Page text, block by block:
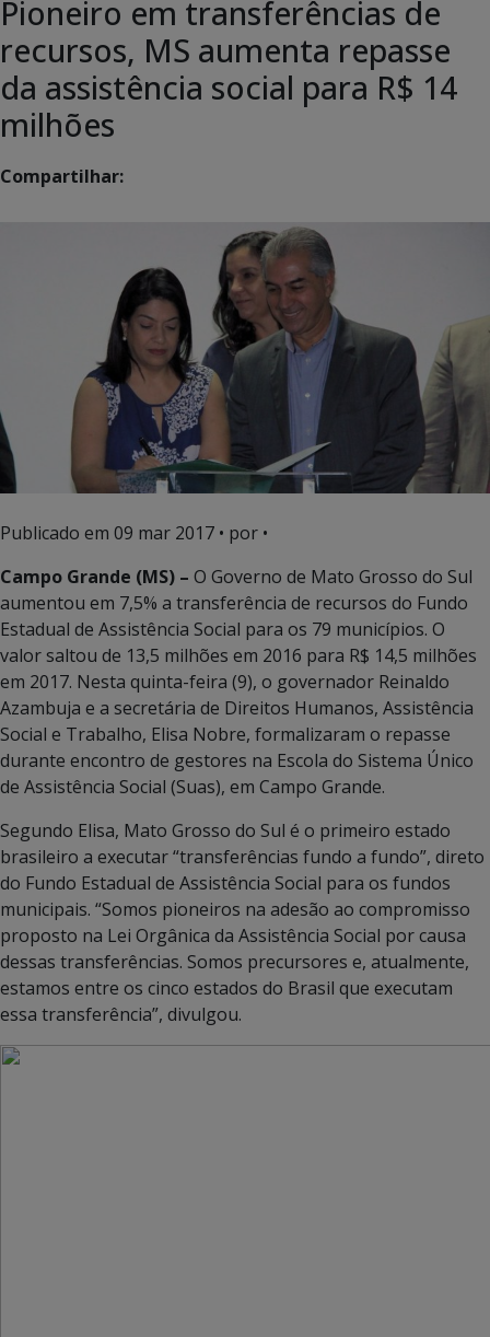
Pioneiro em transferências de
recursos, MS aumenta repasse
da assistência social para R$ 14
milhões
Compartilhar:
Publicado em 09 mar 2017 • por •
Campo Grande (MS) – O Governo de Mato Grosso do Sul
aumentou em 7,5% a transferência de recursos do Fundo
Estadual de Assistência Social para os 79 municípios. O
valor saltou de 13,5 milhões em 2016 para R$ 14,5 milhões
em 2017. Nesta quinta-feira (9), o governador Reinaldo
Azambuja e a secretária de Direitos Humanos, Assistência
Social e Trabalho, Elisa Nobre, formalizaram o repasse
durante encontro de gestores na Escola do Sistema Único
de Assistência Social (Suas), em Campo Grande.
Segundo Elisa, Mato Grosso do Sul é o primeiro estado
brasileiro a executar “transferências fundo a fundo”, direto
do Fundo Estadual de Assistência Social para os fundos
municipais. “Somos pioneiros na adesão ao compromisso
proposto na Lei Orgânica da Assistência Social por causa
dessas transferências. Somos precursores e, atualmente,
estamos entre os cinco estados do Brasil que executam
essa transferência”, divulgou.